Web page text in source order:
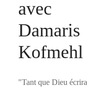
avec
Damaris
Kofmehl
"Tant que Dieu écrira